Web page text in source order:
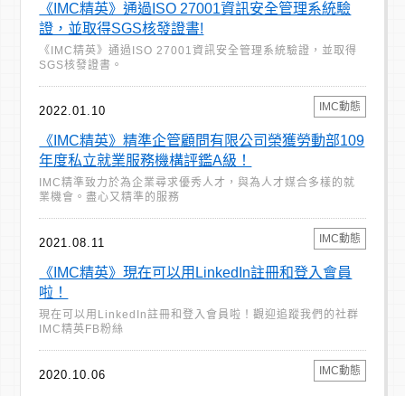
《IMC精英》通過ISO 27001資訊安全管理系統驗
證，並取得SGS核發證書!
《IMC精英》通過ISO 27001資訊安全管理系統驗證，並取得
SGS核發證書。
2022.01.10 IMC動態
《IMC精英》精準企管顧問有限公司榮獲勞動部109
年度私立就業服務機構評鑑A級！
IMC精準致力於為企業尋求優秀人才，與為人才媒合多樣的就
業機會。盡心又精準的服務
2021.08.11 IMC動態
《IMC精英》現在可以用LinkedIn註冊和登入會員
啦！
現在可以用LinkedIn註冊和登入會員啦！觀迎追蹤我們的社群
IMC精英FB粉絲
2020.10.06 IMC動態